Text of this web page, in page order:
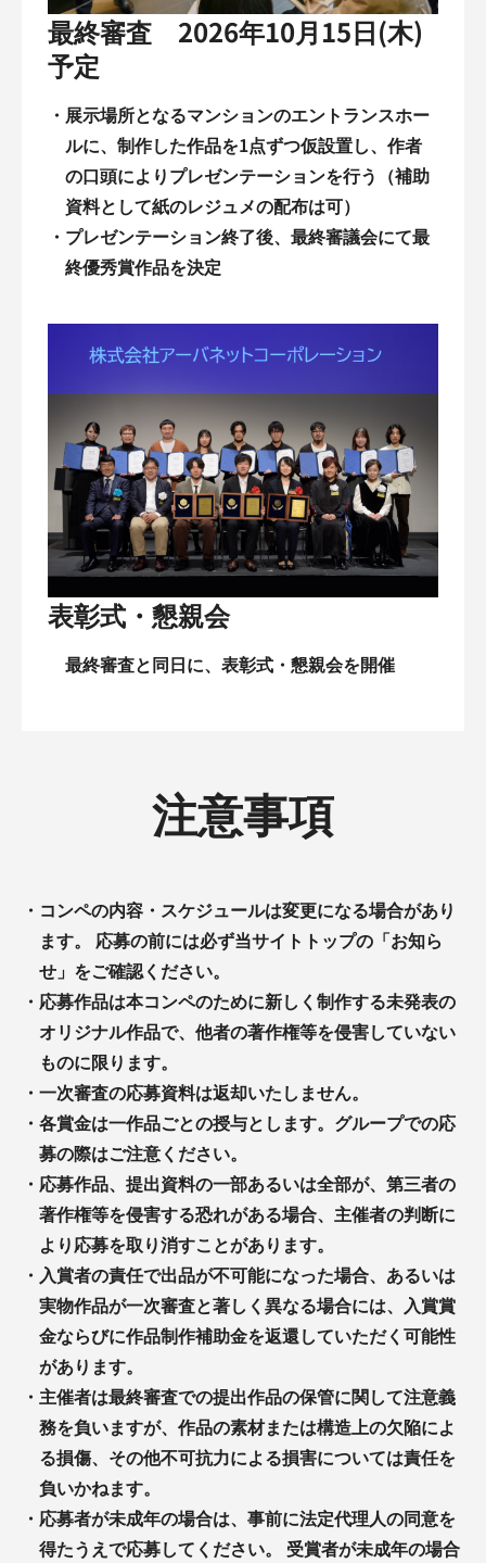
最終審査 2026年10月15日(木)
予定
・ 展示場所となるマンションのエントランスホー
ルに、制作した作品を1点ずつ仮設置し、作者
の口頭によりプレゼンテーションを行う（補助
資料として紙のレジュメの配布は可）
・ プレゼンテーション終了後、最終審議会にて最
終優秀賞作品を決定
表彰式・懇親会
最終審査と同日に、表彰式・懇親会を開催
注意事項
・ コンペの内容・スケジュールは変更になる場合があり
ます。 応募の前には必ず当サイトトップの「お知ら
せ」をご確認ください。
・ 応募作品は本コンペのために新しく制作する未発表の
オリジナル作品で、他者の著作権等を侵害していない
ものに限ります。
・一次審査の応募資料は返却いたしません。
・各賞金は一作品ごとの授与とします。グループでの応
募の際はご注意ください。
・ 応募作品、提出資料の一部あるいは全部が、第三者の
著作権等を侵害する恐れがある場合、主催者の判断に
より応募を取り消すことがあります。
・ 入賞者の責任で出品が不可能になった場合、あるいは
実物作品が一次審査と著しく異なる場合には、入賞賞
金ならびに作品制作補助金を返還していただく可能性
があります。
・主催者は最終審査での提出作品の保管に関して注意義
務を負いますが、作品の素材または構造上の欠陥によ
る損傷、その他不可抗力による損害については責任を
負いかねます。
・ 応募者が未成年の場合は、事前に法定代理人の同意を
得たうえで応募してください。 受賞者が未成年の場合